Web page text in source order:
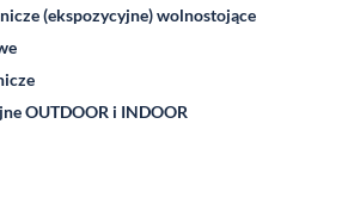
(ekspozycyjne) wolnostojące
OUTDOOR i INDOOR